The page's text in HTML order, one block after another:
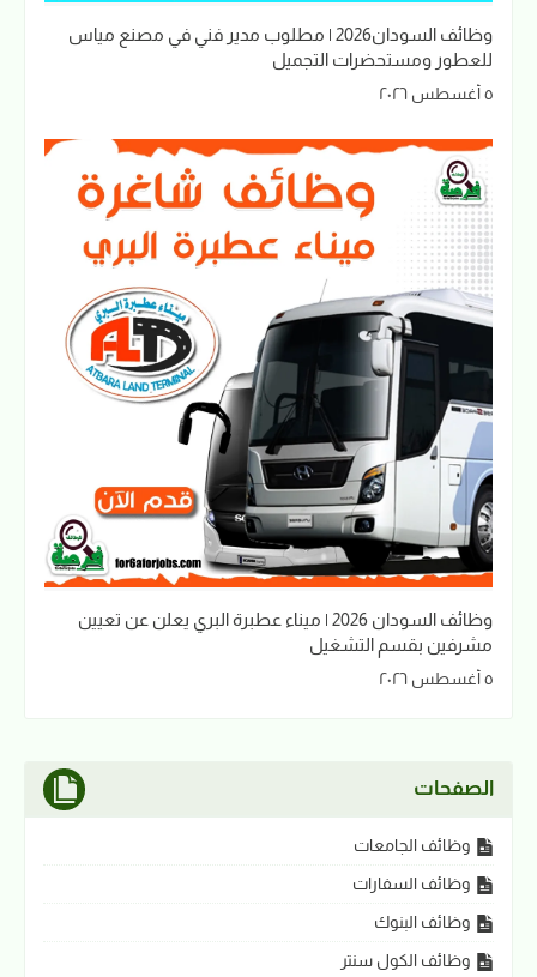
وظائف السودان2026 | مطلوب مدير فني في مصنع مياس
للعطور ومستحضرات التجميل
٥ أغسطس ٢٠٢٦
وظائف السودان 2026 | ميناء عطبرة البري يعلن عن تعيين
مشرفين بقسم التشغيل
٥ أغسطس ٢٠٢٦
الصفحات
وظائف الجامعات
وظائف السفارات
وظائف البنوك
وظائف الكول سنتر